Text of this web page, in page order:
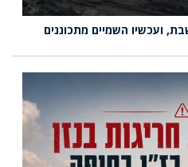
ועכשיו השמיים מתכוננים